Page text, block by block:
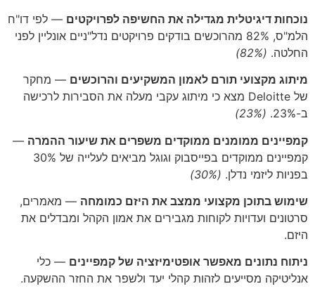
נוכחות דיגיטלית מגדילה את החשיפה לפרויקטים — לפי דו"ח
הלמ"ס, 82% מהרוכשים בודקים פרויקטים נדל"ניים אונליין לפני
החלטה. (82%)
מיתוג מקצועי תורם לאמון המשקיעים והרוכשים — מחקר
של Deloitte מצא כי מיתוג עקבי מעלה את הסבירות לרכישה
ב-23%.
(23%)
קמפיינים ממומנים ממוקדים משפרים את שיעור ההמרה —
קמפיינים ממוקדים בפייסבוק וגוגל מביאים לעלייה של 30%
בפניות ליזמי נדלן. (30%)
שימוש בתוכן מקצועי ממצב את היזם כמומחה — מאמרים,
סרטונים ועדויות לקוחות מגבירים את אמון הקהל ומבדלים את
היזם.
ניתוח נתונים מאפשר אופטימיזציה של קמפיינים — כלי
אנליטיקה מסייעים לזהות קהלי יעד ולשפר את החזר ההשקעה.